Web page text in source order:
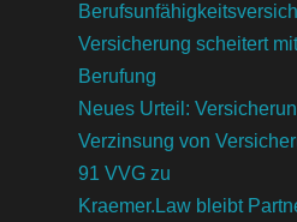
Versicherung scheitert
Berufung
Neues Urteil:
Verzinsung von
91 VVG zu
Kraemer.Law bleibt